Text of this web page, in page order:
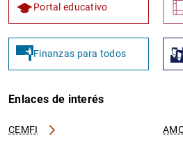
Portal educativo
Finanzas para todos
Enlaces de interés
CEMFI